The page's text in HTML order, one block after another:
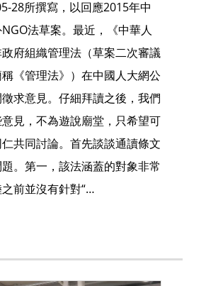
28所撰寫，以回應2015年中
法草案。最近，《中華人
府組織管理法（草案二次審議
《管理法》）在中國人大網公
求意見。仔細拜讀之後，我們
見，不為遊說廟堂，只希望可
共同討論。首先談談通讀條文
。第一，該法涵蓋的對象非常
前並沒有針對“…